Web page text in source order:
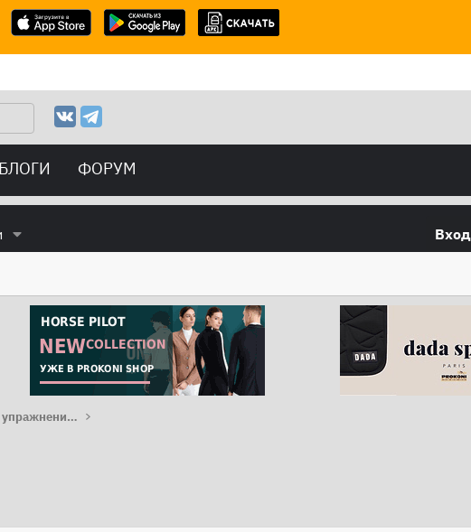
БЛОГИ ФОРУМ
Вход
Работа с лошадью: тренировки, упражнения, лайфхаки